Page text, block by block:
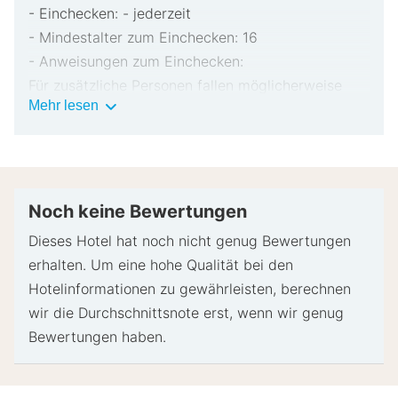
- Einchecken: - jederzeit
- Mindestalter zum Einchecken: 16
- Anweisungen zum Einchecken:
Für zusätzliche Personen fallen möglicherweise
Gebühren an, die abhängig von den Bestimmungen
bar für unvorhergesehene Aufwendungen verlangt.
versucht, Sonderwünschen entgegenzukommen,
Eventuell fallen zusätzliche Gebühren an.
Diese Unterkunft akzeptiert Kreditkarten,
Debitkarten und Bargeld.
Mehr lesen Wichtige
Noch keine Bewertungen
Dieses Hotel hat noch nicht genug Bewertungen
erhalten. Um eine hohe Qualität bei den
Hotelinformationen zu gewährleisten, berechnen
wir die Durchschnittsnote erst, wenn wir genug
Bewertungen haben.